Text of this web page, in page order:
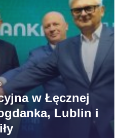
w Łęcznej
Lublin i